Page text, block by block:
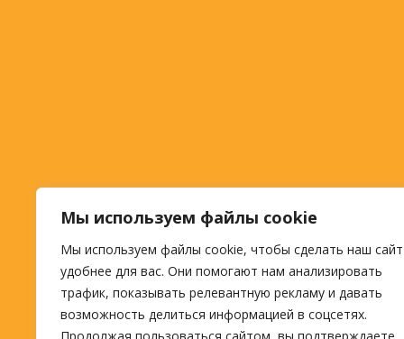
Мы используем файлы cookie
Мы используем файлы cookie, чтобы сделать наш сайт
удобнее для вас. Они помогают нам анализировать
трафик, показывать релевантную рекламу и давать
возможность делиться информацией в соцсетях.